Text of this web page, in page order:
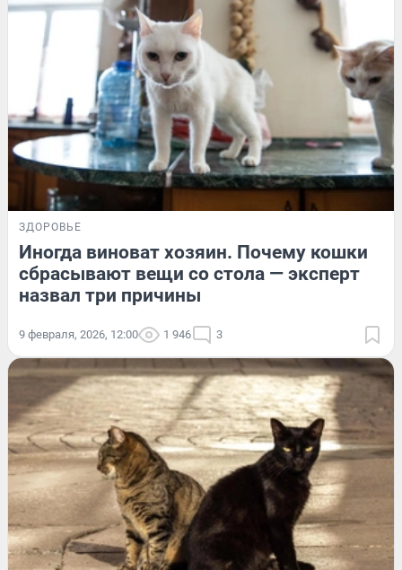
ЗДОРОВЬЕ
Иногда виноват хозяин. Почему кошки
сбрасывают вещи со стола — эксперт
назвал три причины
9 февраля, 2026, 12:00 1 946 3